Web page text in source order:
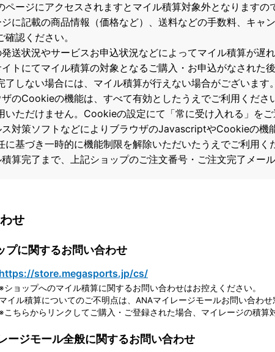
ページにアクセスされますとマイル積算対象外となります
に記載の商品情報（価格など）、送料などの手数料、キャ
確認ください。
送状況やサービスお申込状況などによってマイル積算が遅
トにてマイル積算の対象となるご購入・お申込がなされた
了しない場合には、マイル積算が行えない場合がございます。
のCookieの機能は、すべて有効としたうえでご利用くだ
いただけません。Cookieの設定にて「常に受け入れる」をご
対策ソフトなどによりブラウザのJavascriptやCookieの機
に基づき一時的に機能制限を解除いただいたうえでご利用く
算完了まで、上記ショップのご注文番号・ご注文完了メー
せ
プに関するお問い合わせ
https://store.megasports.jp/cs/
ショップへのマイル積算に関するお問い合わせはお控えください。
マイル積算についてのご不明点は、ANAマイレージモールお問い合わせ
こちらからリンクしてご購入・ご登録された場合、マイレージの積算
ージモール全般に関するお問い合わせ